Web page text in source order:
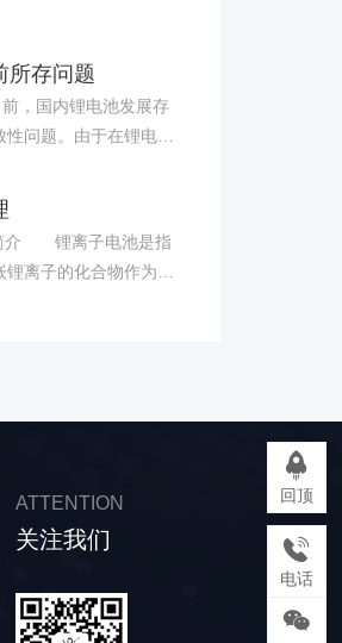
所存问题
，国内锂电池发展存
问题。由于在锂电池
一致性。电动汽车所
，如果一致性问题解
就无法大规模应用于电
。目前国内在磷酸铁
问题。 可喜的是我
了一定的成绩，尽管
上述问题的解决也将
定是一片光明。
介 锂离子电池是指
离子的化合物作为正
不会以金属锂的形态出
成为正负极、电解
用能吸藏锂离子的
选择电位尽可能接
种碳材料包括天然石
ATTENTION
关注我们
回顶
电话